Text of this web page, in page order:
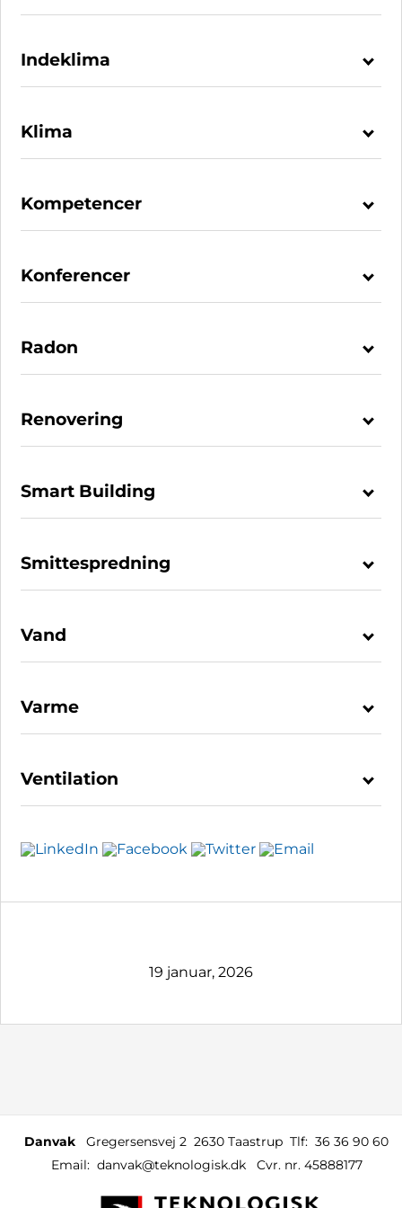
Indeklima
Klima
Kompetencer
Konferencer
Radon
Renovering
Smart Building
Smittespredning
Vand
Varme
Ventilation
19 januar, 2026
Danvak Gregersensvej 2 2630 Taastrup Tlf: 36 36 90 60
Email: danvak@teknologisk.dk Cvr. nr. 45888177